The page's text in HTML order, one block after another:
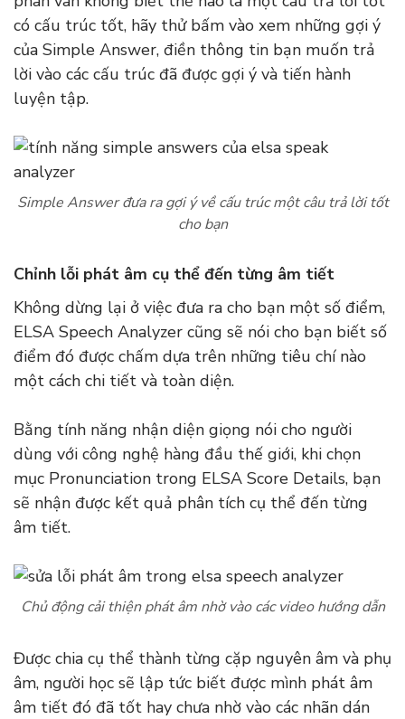
có cấu trúc tốt, hãy thử bấm vào xem những gợi ý
của Simple Answer, điền thông tin bạn muốn trả
lời vào các cấu trúc đã được gợi ý và tiến hành
luyện tập.
Simple Answer đưa ra gợi ý về cấu trúc một câu trả lời tốt
cho bạn
Chỉnh lỗi phát âm cụ thể đến từng âm tiết
Không dừng lại ở việc đưa ra cho bạn một số điểm,
ELSA Speech Analyzer cũng sẽ nói cho bạn biết số
điểm đó được chấm dựa trên những tiêu chí nào
một cách chi tiết và toàn diện.
Bằng tính năng nhận diện giọng nói cho người
dùng với công nghệ hàng đầu thế giới, khi chọn
mục Pronunciation trong ELSA Score Details, bạn
sẽ nhận được kết quả phân tích cụ thể đến từng
âm tiết.
Chủ động cải thiện phát âm nhờ vào các video hướng dẫn
Được chia cụ thể thành từng cặp nguyên âm và phụ
âm, người học sẽ lập tức biết được mình phát âm
âm tiết đó đã tốt hay chưa nhờ vào các nhãn dán